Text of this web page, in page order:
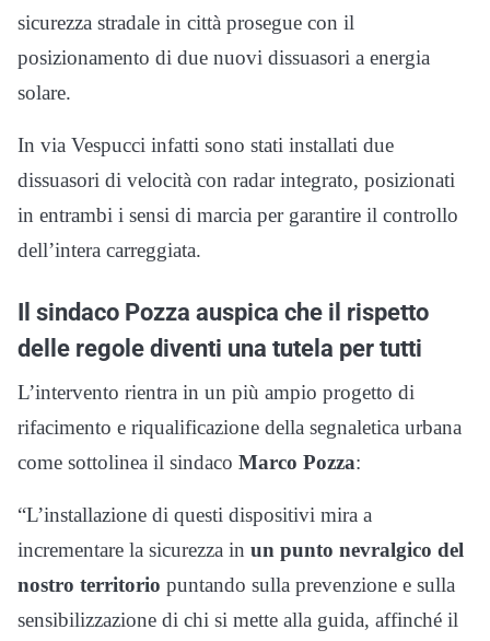
sicurezza stradale in città prosegue con il
posizionamento di due nuovi dissuasori a energia
solare.
In via Vespucci infatti sono stati installati due
dissuasori di velocità con radar integrato, posizionati
in entrambi i sensi di marcia per garantire il controllo
dell’intera carreggiata.
Il sindaco Pozza auspica che il rispetto
delle regole diventi una tutela per tutti
L’intervento rientra in un più ampio progetto di
rifacimento e riqualificazione della segnaletica urbana
come sottolinea il sindaco Marco Pozza:
“L’installazione di questi dispositivi mira a
incrementare la sicurezza in un punto nevralgico del
nostro territorio puntando sulla prevenzione e sulla
sensibilizzazione di chi si mette alla guida, affinché il